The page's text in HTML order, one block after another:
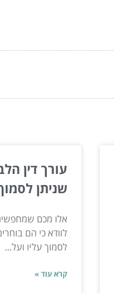
עורך דין
שניתן
אלו מכם
לוודא כי הם
לסמוך עליו ועל...
קרא עוד »